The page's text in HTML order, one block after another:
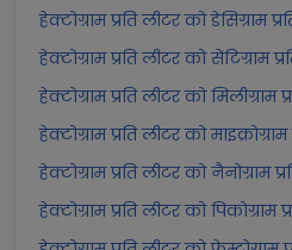
हेक्टोग्राम प्रति लीटर को डेसिग्राम
हेक्टोग्राम प्रति लीटर को सेंटिग्राम
हेक्टोग्राम प्रति लीटर को मिलीग्राम
हेक्टोग्राम प्रति लीटर को
हेक्टोग्राम प्रति लीटर को नैनोग्राम
हेक्टोग्राम प्रति लीटर को पिकोग्राम